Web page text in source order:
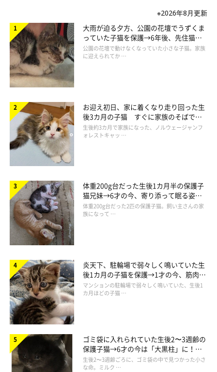
冷蔵庫から、ぴょーーーんと華麗なジャンプまで披露！
逃走経路にも驚き
※2026年8月更新
大雨が迫る夕方、公園の花壇でうずくま
っていた子猫を保護→6年後、先住猫
と“姉妹”のような関係に
公園の花壇で動けなくなっていた小さな子猫。家族
に迎えられてか …
お迎え初日、家に着くなり走り回った生
後3カ月の子猫 すぐに家族のそばで落
ち着く姿に「迎えてよかった」
生後約3カ月で家族になった、ノルウェージャンフ
ォレストキャッ …
体重200g台だった生後1カ月半の保護子
猫兄妹→6才の今、寄り添って眠る姿に
ほっこり！
体重200g台だった2匹の保護子猫。飼い主さんの家
族になって …
炎天下、駐輪場で弱々しく鳴いていた生
後1カ月の子猫を保護→1才の今、筋肉質
でツンデレなコに成長
マンションの駐輪場で弱々しく鳴いていた、生後1
カ月ほどの子猫 …
ゴミ袋に入れられていた生後2〜3週齢の
保護子猫→6才の今は「大黒柱」に！
美しい黒猫に成長した姿にグッとくる
生後2〜3週齢ごろに、ゴミ袋の中で見つかった小さ
な命。ミルク …